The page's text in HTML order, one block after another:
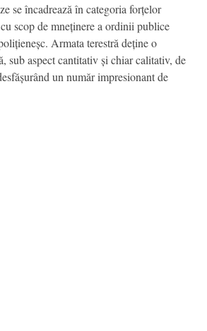
se încadrează în categoria forțelor
scop de mneținere a ordinii publice
Armata terestră deține o
sub aspect cantitativ și chiar calitativ, de
un număr impresionant de